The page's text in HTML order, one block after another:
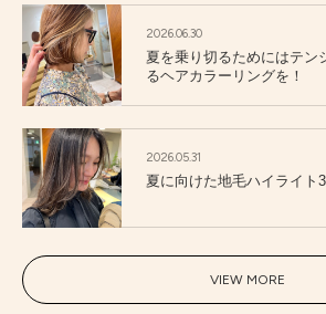
2026.06.30
夏を乗り切るためにはテン
るヘアカラーリングを！
2026.05.31
夏に向けた地毛ハイライト
VIEW MORE